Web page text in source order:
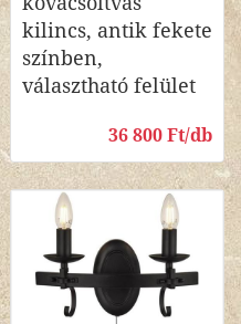
kilincs, antik fekete
színben,
választható felület
36 800 Ft/db